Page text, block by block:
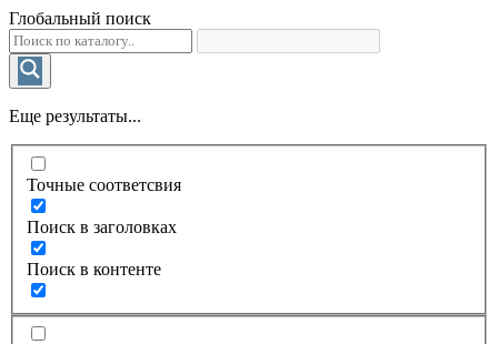
Глобальный поиск
Еще результаты...
Точные соответсвия
Поиск в заголовках
Поиск в контенте